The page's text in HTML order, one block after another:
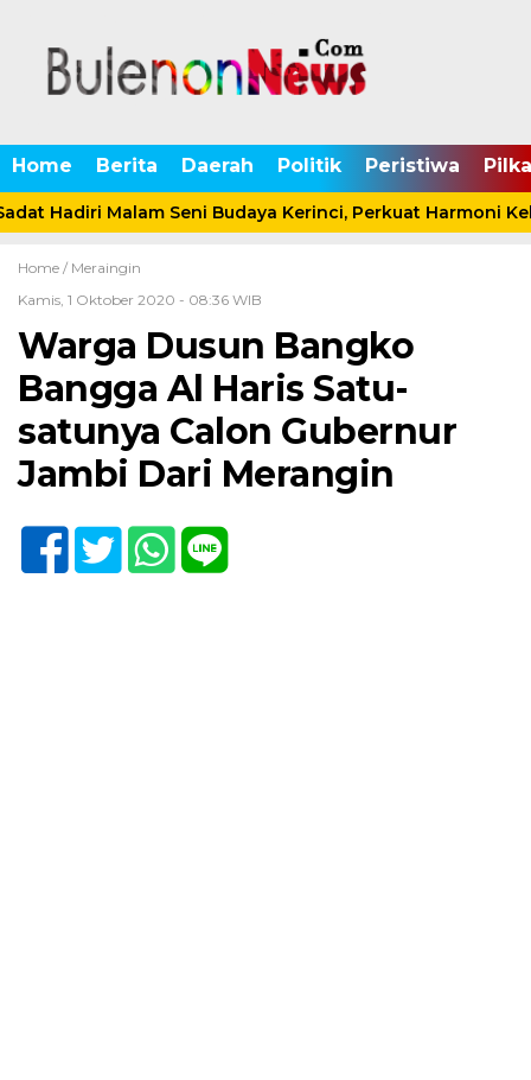
Home Berita Daerah Politik Peristiwa
Hadiri Malam Seni Budaya Kerinci, Perkuat Harmoni
Home / Meraingin
Kamis, 1 Oktober 2020 - 08:36 WIB
Warga Dusun Bangko
Bangga Al Haris Satu-
satunya Calon Gubernur
Jambi Dari Merangin